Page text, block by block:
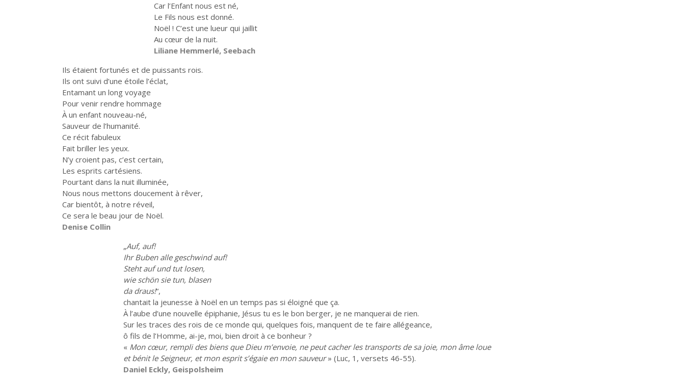
Car l’Enfant nous est né,
Le Fils nous est donné.
Noël ! C’est une lueur qui jaillit
Au cœur de la nuit.
Liliane Hemmerlé, Seebach
Ils étaient fortunés et de puissants rois.
Ils ont suivi d’une étoile l’éclat,
Entamant un long voyage
Pour venir rendre hommage
À un enfant nouveau-né,
Sauveur de l’humanité.
Ce récit fabuleux
Fait briller les yeux.
N’y croient pas, c’est certain,
Les esprits cartésiens.
Pourtant dans la nuit illuminée,
Nous nous mettons doucement à rêver,
Car bientôt, à notre réveil,
Ce sera le beau jour de Noël.
Denise Collin
„Auf, auf!
Ihr Buben alle geschwind auf!
Steht auf und tut losen,
wie schön sie tun, blasen
da draus!“,
chantait la jeunesse à Noël en un temps pas si éloigné que ça.
À l’aube d’une nouvelle épiphanie, Jésus tu es le bon berger, je ne manquerai de rien.
Sur les traces des rois de ce monde qui, quelques fois, manquent de te faire allégeance,
ô fils de l’Homme, ai-je, moi, bien droit à ce bonheur ?
« Mon cœur, rempli des biens que Dieu m’envoie, ne peut cacher les transports de sa joie, mon âme loue
et bénit le Seigneur, et mon esprit s’égaie en mon sauveur» (Luc, 1, versets 46-55).
Daniel Eckly, Geispolsheim